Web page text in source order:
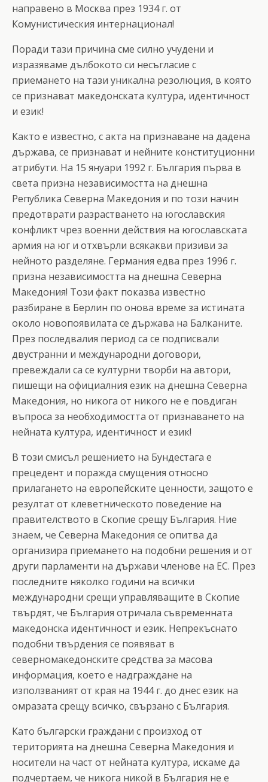
направено в Москва през 1934 г. от
Комунистическия интернационал!
Поради тази причина сме силно учудени и
изразяваме дълбокото си несъгласие с
приемането на тази уникална резолюция, в която
се признават македонската култура, идентичност
и език!
Както е известно, с акта на признаване на дадена
държава, се признават и нейните конституционни
атрибути. На 15 януари 1992 г. България първа в
света призна независимостта на днешна
Република Северна Македония и по този начин
предотврати разрастването на югославския
конфликт чрез военни действия на югославската
армия на юг и отхвърли всякакви призиви за
нейното разделяне. Германия едва през 1996 г.
призна независимостта на днешна Северна
Македония! Този факт показва известно
разбиране в Берлин по онова време за истината
около новопоявилата се държава на Балканите.
През последвалия период са се подписвали
двустранни и международни договори,
превеждали са се културни творби на автори,
пишещи на официалния език на днешна Северна
Македония, но никога от никого не е повдиган
въпроса за необходимостта от признаването на
нейната култура, идентичност и език!
В този смисъл решението на Бундестага е
прецедент и поражда смущения относно
прилагането на европейските ценности, защото е
резултат от клеветническото поведение на
правителството в Скопие срещу България. Ние
знаем, че Северна Македония се опитва да
организира приемането на подобни решения и от
други парламенти на държави членове на ЕС. През
последните няколко години на всички
международни срещи управляващите в Скопие
твърдят, че България отричала съвременната
македонска идентичност и език. Непрекъснато
подобни твърдения се появяват в
северномакедонските средства за масова
информация, което е надграждане на
използваният от края на 1944 г. до днес език на
омразата срещу всичко, свързано с България.
Като български граждани с произход от
територията на днешна Северна Македония и
носители на част от нейната култура, искаме да
подчертаем, че никога никой в България не е